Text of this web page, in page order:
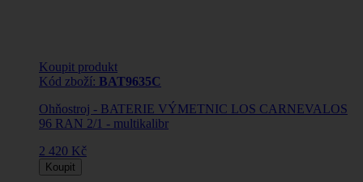
Koupit produkt
Kód zboží: BAT9635C
Ohňostroj - BATERIE VÝMETNIC LOS CARNEVALOS
96 RAN 2/1 - multikalibr
2 420 Kč
Koupit